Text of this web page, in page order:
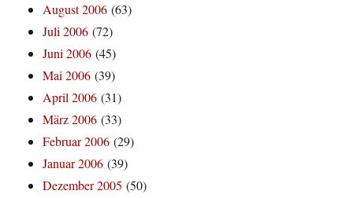
August 2006 (63)
Juli 2006 (72)
Juni 2006 (45)
Mai 2006 (39)
April 2006 (31)
März 2006 (33)
Februar 2006 (29)
Januar 2006 (39)
Dezember 2005 (50)